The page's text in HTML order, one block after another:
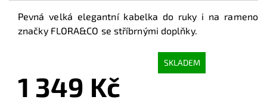
Pevná velká elegantní kabelka do ruky i na rameno
značky FLORA&CO se stříbrnými doplňky.
SKLADEM
1 349 Kč